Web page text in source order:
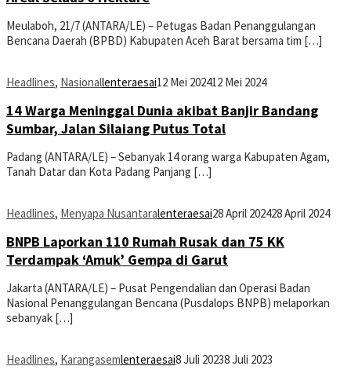
Meulaboh, 21/7 (ANTARA/LE) – Petugas Badan Penanggulangan
Bencana Daerah (BPBD) Kabupaten Aceh Barat bersama tim […]
Headlines, Nasionallenteraesai12 Mei 202412 Mei 2024
14 Warga Meninggal Dunia akibat Banjir Bandang
Sumbar, Jalan Silaiang Putus Total
Padang (ANTARA/LE) – Sebanyak 14 orang warga Kabupaten Agam,
Tanah Datar dan Kota Padang Panjang […]
Headlines, Menyapa Nusantaralenteraesai28 April 202428 April 2024
BNPB Laporkan 110 Rumah Rusak dan 75 KK
Terdampak ‘Amuk’ Gempa di Garut
Jakarta (ANTARA/LE) – Pusat Pengendalian dan Operasi Badan
Nasional Penanggulangan Bencana (Pusdalops BNPB) melaporkan
sebanyak […]
Headlines, Karangasemlenteraesai8 Juli 20238 Juli 2023